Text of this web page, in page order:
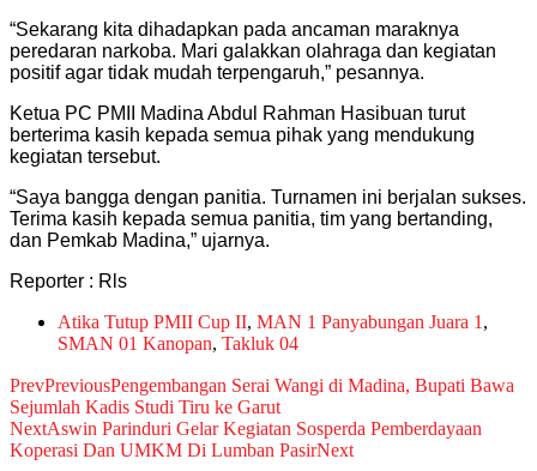
“Sekarang kita dihadapkan pada ancaman maraknya
peredaran narkoba. Mari galakkan olahraga dan kegiatan
positif agar tidak mudah terpengaruh,” pesannya.
Ketua PC PMII Madina Abdul Rahman Hasibuan turut
berterima kasih kepada semua pihak yang mendukung
kegiatan tersebut.
“Saya bangga dengan panitia. Turnamen ini berjalan sukses.
Terima kasih kepada semua panitia, tim yang bertanding,
dan Pemkab Madina,” ujarnya.
Reporter : Rls
Atika Tutup PMII Cup II, MAN 1 Panyabungan Juara 1 ,
SMAN 01 Kanopan, Takluk 04
PrevPreviousPengembangan Serai Wangi di Madina, Bupati Bawa
Sejumlah Kadis Studi Tiru ke Garut
NextAswin Parinduri Gelar Kegiatan Sosperda Pemberdayaan
Koperasi Dan UMKM Di Lumban PasirNext